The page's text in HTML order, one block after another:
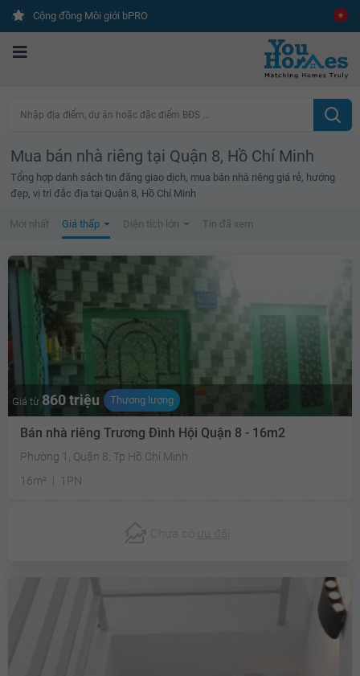
Cộng đồng Môi giới bPRO
Nhập địa điểm, dự án hoặc đặc điểm BĐS ...
Mua bán nhà riêng tại Quận 8, Hồ Chí Minh
Tổng hợp danh sách tin đăng giao dịch, mua bán nhà riêng giá rẻ, hướng
đẹp, vị trí đắc địa tại Quận 8, Hồ Chí Minh
Mới nhất Giá thấp Diện tích lớn Tin đã xem
Giá từ 860 triệu Thương lượng
Bán nhà riêng Trương Đình Hội Quận 8 - 16m2
Phường 1, Quận 8, Tp Hồ Chí Minh
16m²
1PN
Chưa có ưu đãi